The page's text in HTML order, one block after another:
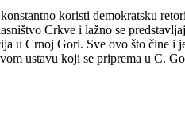
koristi demokratsku
Crkve i lažno se
u Crnoj Gori. Sve ovo što čine i
ustavu koji se priprema u C.